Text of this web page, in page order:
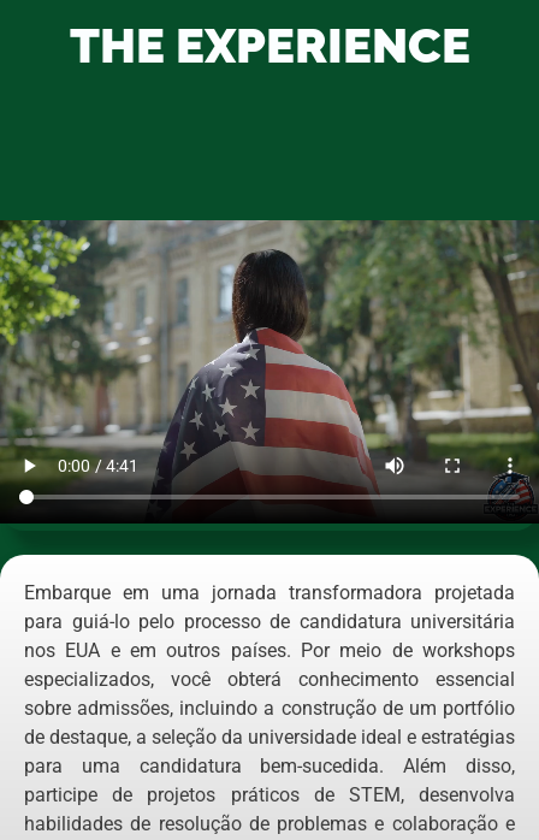
THE EXPERIENCE
Embarque em uma jornada transformadora projetada
para guiá-lo pelo processo de candidatura universitária
nos EUA e em outros países. Por meio de workshops
especializados, você obterá conhecimento essencial
sobre admissões, incluindo a construção de um portfólio
de destaque, a seleção da universidade ideal e estratégias
para uma candidatura bem-sucedida. Além disso,
participe de projetos práticos de STEM, desenvolva
habilidades de resolução de problemas e colaboração e